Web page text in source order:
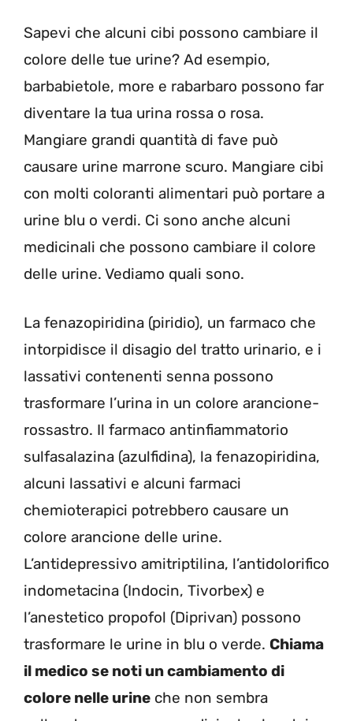
Sapevi che alcuni cibi possono cambiare il
colore delle tue urine? Ad esempio,
barbabietole, more e rabarbaro possono far
diventare la tua urina rossa o rosa.
Mangiare grandi quantità di fave può
causare urine marrone scuro. Mangiare cibi
con molti coloranti alimentari può portare a
urine blu o verdi. Ci sono anche alcuni
medicinali che possono cambiare il colore
delle urine. Vediamo quali sono.
La fenazopiridina (piridio), un farmaco che
intorpidisce il disagio del tratto urinario, e i
lassativi contenenti senna possono
trasformare l’urina in un colore arancione-
rossastro. Il farmaco antinfiammatorio
sulfasalazina (azulfidina), la fenazopiridina,
alcuni lassativi e alcuni farmaci
chemioterapici potrebbero causare un
colore arancione delle urine.
L’antidepressivo amitriptilina, l’antidolorifico
indometacina (Indocin, Tivorbex) e
l’anestetico propofol (Diprivan) possono
trasformare le urine in blu o verde. Chiama
il medico se noti un cambiamento di
colore nelle urine che non sembra